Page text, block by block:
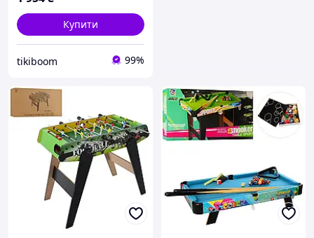
Купити
tikiboom 99%